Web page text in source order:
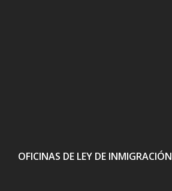
OFICINAS DE LEY DE INMIGRACIÓN